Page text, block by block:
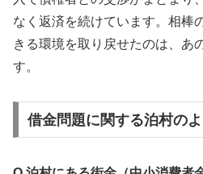
なく返済を続けています。相棒
きる環境を取り戻せたのは、あ
す。
借金問題に関する泊村の